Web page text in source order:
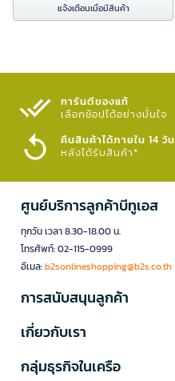
แจ้งเตือนเมื่อมีสินค้า
การันตีของแท้
เลือกช้อปได้อย่างมั่นใจ​
คืนสินค้าได้ภายใน 14 วัน
หลังได้รับสินค้า*
ศูนย์บริการลูกค้าบีทูเอส
ทุกวัน เวลา 8.30-18.00 น.
โทรศัพท์: 02-115-0999
อีเมล:b2sonlineshopping@b2s.co.th
การสนับสนุนลูกค้า
เกี่ยวกับเรา
กลุ่มธุรกิจในเครือ